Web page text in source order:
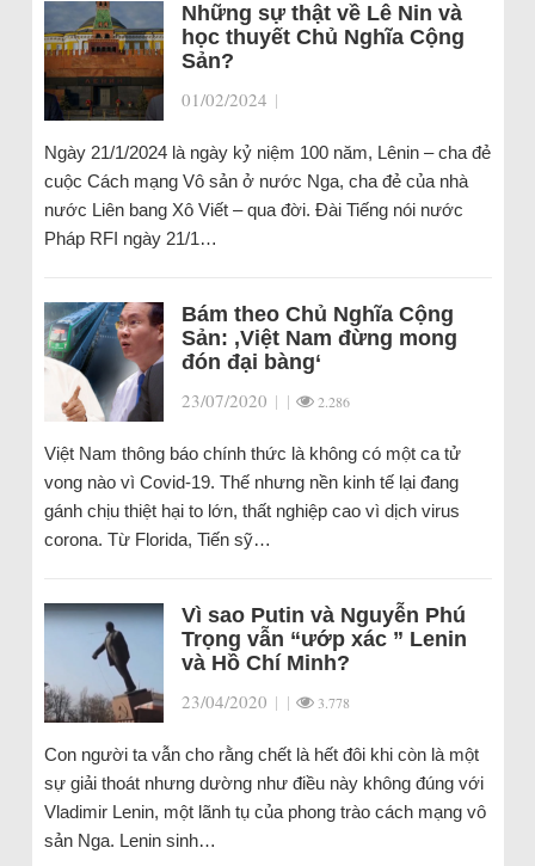
Những sự thật về Lê Nin và
học thuyết Chủ Nghĩa Cộng
Sản?
01/02/2024 |
Ngày 21/1/2024 là ngày kỷ niệm 100 năm, Lênin – cha đẻ
cuộc Cách mạng Vô sản ở nước Nga, cha đẻ của nhà
nước Liên bang Xô Viết – qua đời. Đài Tiếng nói nước
Pháp RFI ngày 21/1…
Bám theo Chủ Nghĩa Cộng
Sản: ‚Việt Nam đừng mong
đón đại bàng‘
23/07/2020 | | 2.286
Việt Nam thông báo chính thức là không có một ca tử
vong nào vì Covid-19. Thế nhưng nền kinh tế lại đang
gánh chịu thiệt hại to lớn, thất nghiệp cao vì dịch virus
corona. Từ Florida, Tiến sỹ…
Vì sao Putin và Nguyễn Phú
Trọng vẫn “ướp xác ” Lenin
và Hồ Chí Minh?
23/04/2020 | | 3.778
Con người ta vẫn cho rằng chết là hết đôi khi còn là một
sự giải thoát nhưng dường như điều này không đúng với
Vladimir Lenin, một lãnh tụ của phong trào cách mạng vô
sản Nga. Lenin sinh…